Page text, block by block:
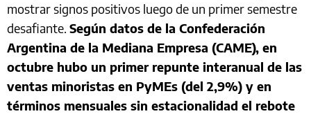
mostrar signos positivos luego de un primer semestre
desafiante. Según datos de la Confederación
Argentina de la Mediana Empresa (CAME), en
octubre hubo un primer repunte interanual de las
ventas minoristas en PyMEs (del 2,9%) y en
términos mensuales sin estacionalidad el rebote